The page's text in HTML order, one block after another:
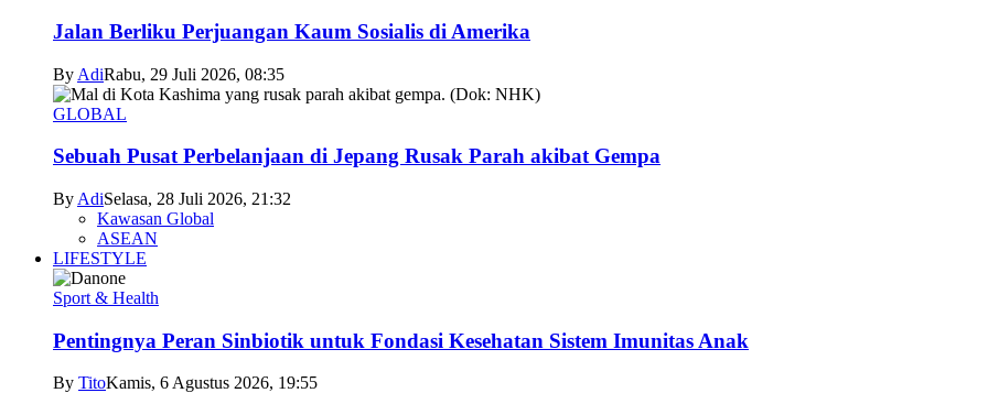
Jalan Berliku Perjuangan Kaum Sosialis di Amerika
By AdiRabu, 29 Juli 2026, 08:35
GLOBAL
Sebuah Pusat Perbelanjaan di Jepang Rusak Parah akibat Gempa
By AdiSelasa, 28 Juli 2026, 21:32
Kawasan Global
ASEAN
LIFESTYLE
Sport & Health
Pentingnya Peran Sinbiotik untuk Fondasi Kesehatan Sistem Imunitas Anak
By TitoKamis, 6 Agustus 2026, 19:55